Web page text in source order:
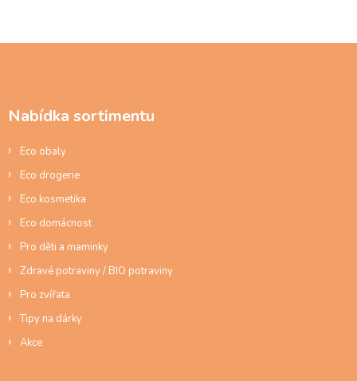
n
Nabídka sortimentu
Eco obaly
Eco drogerie
Eco kosmetika
Eco domácnost
Pro děti a maminky
Zdravé potraviny / BIO potraviny
Pro zvířata
Tipy na dárky
Akce